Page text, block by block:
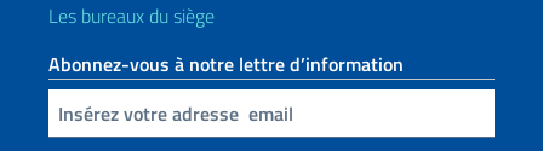
Les bureaux du siège
Abonnez-vous à notre lettre d’information
Insert your email